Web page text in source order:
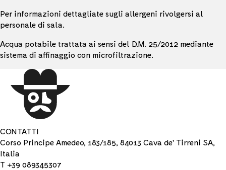
Per informazioni dettagliate sugli allergeni rivolgersi al
personale di sala.
Acqua potabile trattata ai sensi del D.M. 25/2012 mediante
sistema di affinaggio con microfiltrazione.
CONTATTI
Corso Principe Amedeo, 183/185, 84013 Cava de' Tirreni SA,
Italia
T +39 089345307